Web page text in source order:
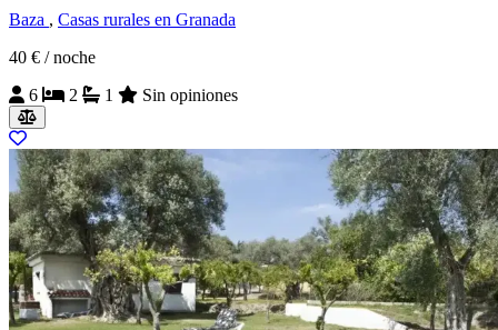
Baza , Casas rurales en Granada
40 € / noche
6
2 1 Sin opiniones